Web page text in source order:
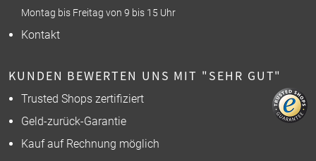
Montag bis Freitag von 9 bis 15 Uhr
Kontakt
KUNDEN BEWERTEN UNS MIT "SEHR GUT"
Trusted Shops zertifiziert
Geld-zurück-Garantie
Kauf auf Rechnung möglich